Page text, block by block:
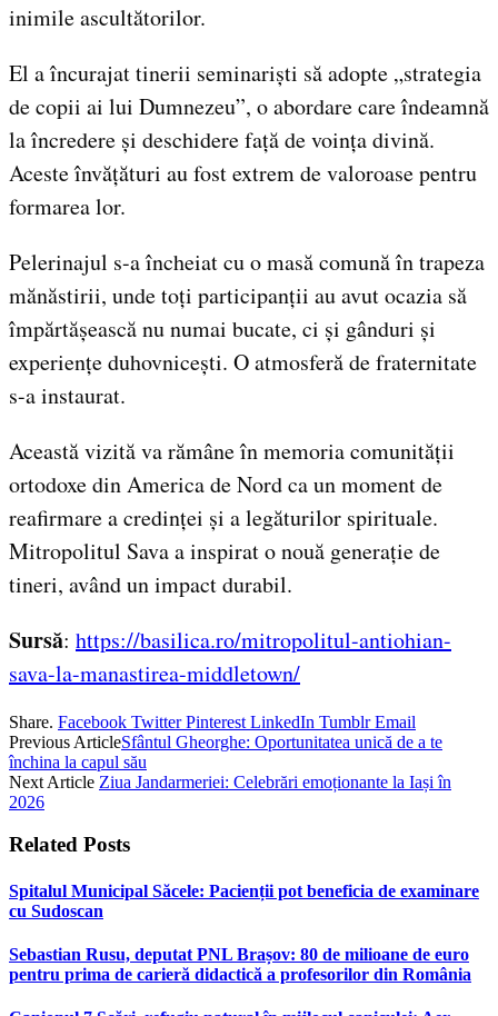
inimile ascultătorilor.
El a încurajat tinerii seminariști să adopte „strategia
de copii ai lui Dumnezeu”, o abordare care îndeamnă
la încredere și deschidere față de voința divină.
Aceste învățături au fost extrem de valoroase pentru
formarea lor.
Pelerinajul s-a încheiat cu o masă comună în trapeza
mănăstirii, unde toți participanții au avut ocazia să
împărtășească nu numai bucate, ci și gânduri și
experiențe duhovnicești. O atmosferă de fraternitate
s-a instaurat.
Această vizită va rămâne în memoria comunității
ortodoxe din America de Nord ca un moment de
reafirmare a credinței și a legăturilor spirituale.
Mitropolitul Sava a inspirat o nouă generație de
tineri, având un impact durabil.
Sursă: https://basilica.ro/mitropolitul-antiohian-
sava-la-manastirea-middletown/
Share. Facebook Twitter Pinterest LinkedIn Tumblr Email
Previous ArticleSfântul Gheorghe: Oportunitatea unică de a te
închina la capul său
Next Article Ziua Jandarmeriei: Celebrări emoționante la Iași în
2026
Related Posts
Spitalul Municipal Săcele: Pacienții pot beneficia de examinare
cu Sudoscan
Sebastian Rusu, deputat PNL Brașov: 80 de milioane de euro
pentru prima de carieră didactică a profesorilor din România